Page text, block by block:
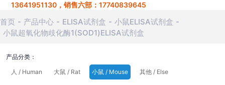
13641951130，销售六部：17740839645
首页 产品中心 ELISA试剂盒
小鼠ELISA试剂盒
小鼠超氧化物歧化酶1(SOD1)ELISA试剂盒
产品分类：
人 / Human
大鼠 / Rat 小鼠 / Mouse 其他 / Else